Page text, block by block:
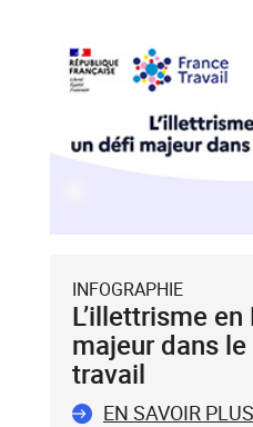
INFOGRAPHIE
L’illettrisme
majeur dans
travail
EN SAVOIR PLUS